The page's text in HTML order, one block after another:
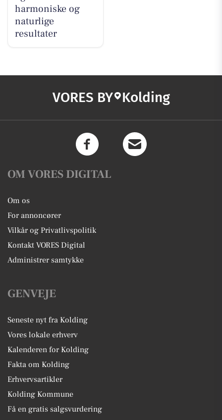
harmoniske og
naturlige
resultater
VORES BY Kolding
OM VORES DIGITAL
Om os
For annoncører
Vilkår og Privatlivspolitik
Kontakt VORES Digital
Administrer samtykke
GENVEJE
Seneste nyt fra Kolding
Vores lokale erhverv
Kalenderen for Kolding
Fakta om Kolding
Erhvervsartikler
Kolding Kommune
Få en gratis salgsvurdering